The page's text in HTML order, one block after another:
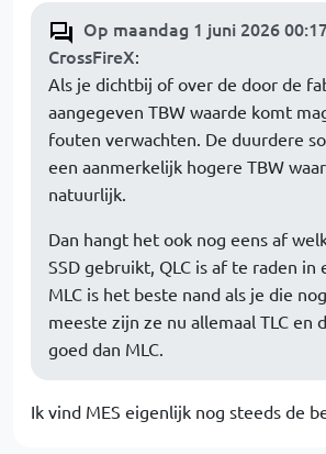
Op maandag 1 juni 2026
CrossFireX:
Als je dichtbij of over de door de
aangegeven TBW waarde komt
fouten verwachten. De duurdere
een aanmerkelijk hogere TBW
natuurlijk.
Dan hangt het ook nog eens af
SSD gebruikt, QLC is af te raden in
MLC is het beste nand als je die
meeste zijn ze nu allemaal TLC en
goed dan MLC.
Ik vind MES eigenlijk nog steeds de